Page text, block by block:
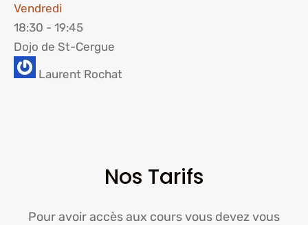
Vendredi
18:30 - 19:45
Dojo de St-Cergue
Laurent Rochat
Nos Tarifs
Pour avoir accès aux cours vous devez vous